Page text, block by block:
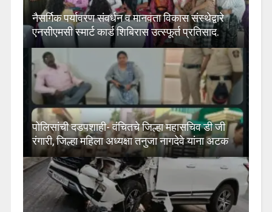
नैसर्गिक पर्यावरण संवर्धन व मानवता विकास संस्थेद्वारे
एनसीएमसी स्मार्ट कार्ड शिबिरास उत्स्फूर्त प्रतिसाद.
पोलिसांची दडपशाही- वंचितचे जिल्हा महासचिव डी जी
रंगारी, जिल्हा महिला अध्यक्षा तनुजा नागदेवे यांना अटक